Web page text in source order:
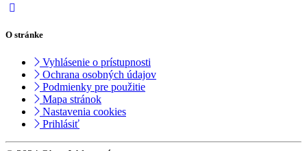
O stránke
Vyhlásenie o prístupnosti
Ochrana osobných údajov
Podmienky pre použitie
Mapa stránok
Nastavenia cookies
Prihlásiť